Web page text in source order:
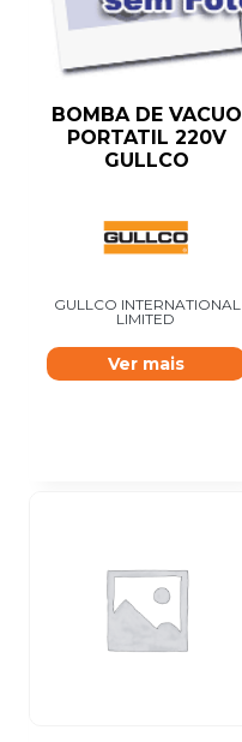
BOMBA DE VACUO
PORTATIL 220V
GULLCO
GULLCO INTERNATIONAL
LIMITED
Ver mais